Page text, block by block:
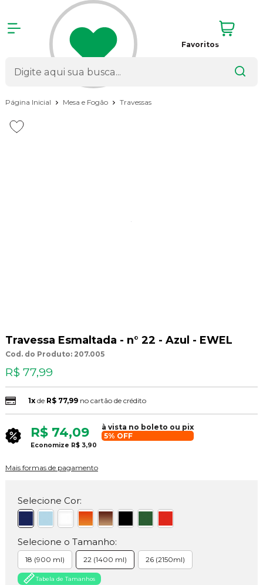
Favoritos
Página Inicial Mesa e Fogão Travessas
Travessa Esmaltada - n° 22 - Azul - EWEL
Cod. do Produto: 207.005
R$ 77,99
1xde R$ 77,99 no cartão de crédito
R$ 74,09
à vista no boleto ou pix
5% OFF
Economize R$ 3,90
Mais formas de pagamento
Selecione Cor:
Selecione o Tamanho:
18 (900 ml) 22 (1400 ml) 26 (2150ml)
Tabela de Tamanhos